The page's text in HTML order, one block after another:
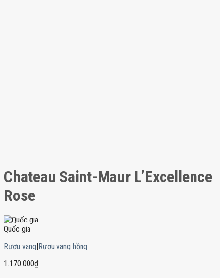
Chateau Saint-Maur L’Excellence
Rose
Quốc gia
Rượu vang|Rượu vang hồng
1.170.000₫